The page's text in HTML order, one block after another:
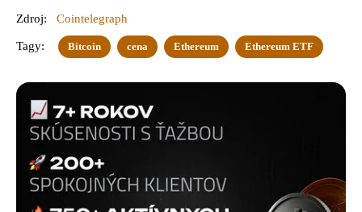
Zdroj: Cointelegraph
Tagy: Bitcoin cena Ethereum Ethereum ETF